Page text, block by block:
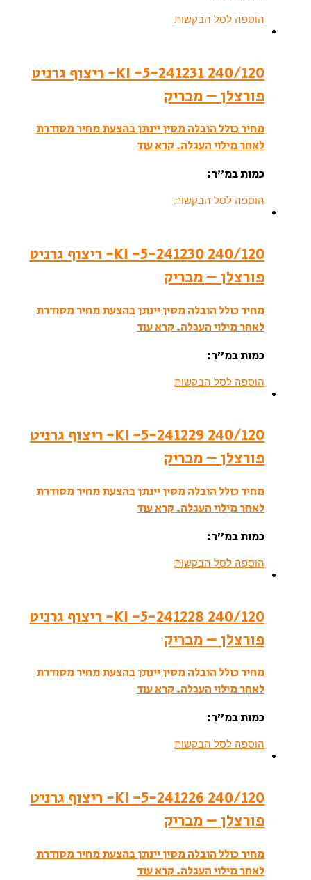
הוספה לסל הבקשות
240/120 241231-KI -5- ריצוף גרניט
פורצלן – מבריק
מחיר כולל הובלה מסין יינתן בהצעת מחיר מסודרת
לאחר מילוי העגלה.קרא עוד
כמות במ”ר:
הוספה לסל הבקשות
240/120 241230-KI -5- ריצוף גרניט
פורצלן – מבריק
מחיר כולל הובלה מסין יינתן בהצעת מחיר מסודרת
לאחר מילוי העגלה. קרא עוד
כמות במ”ר:
הוספה לסל הבקשות
240/120 241229-KI -5- ריצוף גרניט
פורצלן – מבריק
מחיר כולל הובלה מסין יינתן בהצעת מחיר מסודרת
לאחר מילוי העגלה.קרא עוד
כמות במ”ר:
הוספה לסל הבקשות
240/120 241228-KI -5- ריצוף גרניט
פורצלן – מבריק
מחיר כולל הובלה מסין יינתן בהצעת מחיר מסודרת
לאחר מילוי העגלה.קרא עוד
כמות במ”ר:
הוספה לסל הבקשות
240/120 241226-KI -5- ריצוף גרניט
פורצלן – מבריק
מחיר כולל הובלה מסין יינתן בהצעת מחיר מסודרת
לאחר מילוי העגלה. קרא עוד